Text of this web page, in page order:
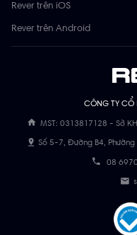
CÔNG TY CỔ
MST: 0313817128 - Sở
Số 5-7, Đường B4, Phường
08
Rever trên iOS
Rever trên Android